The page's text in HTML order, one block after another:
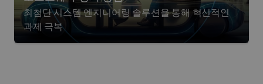
최첨단 시스템 엔지니어링 솔루션을 통해 혁신적인
과제 극복